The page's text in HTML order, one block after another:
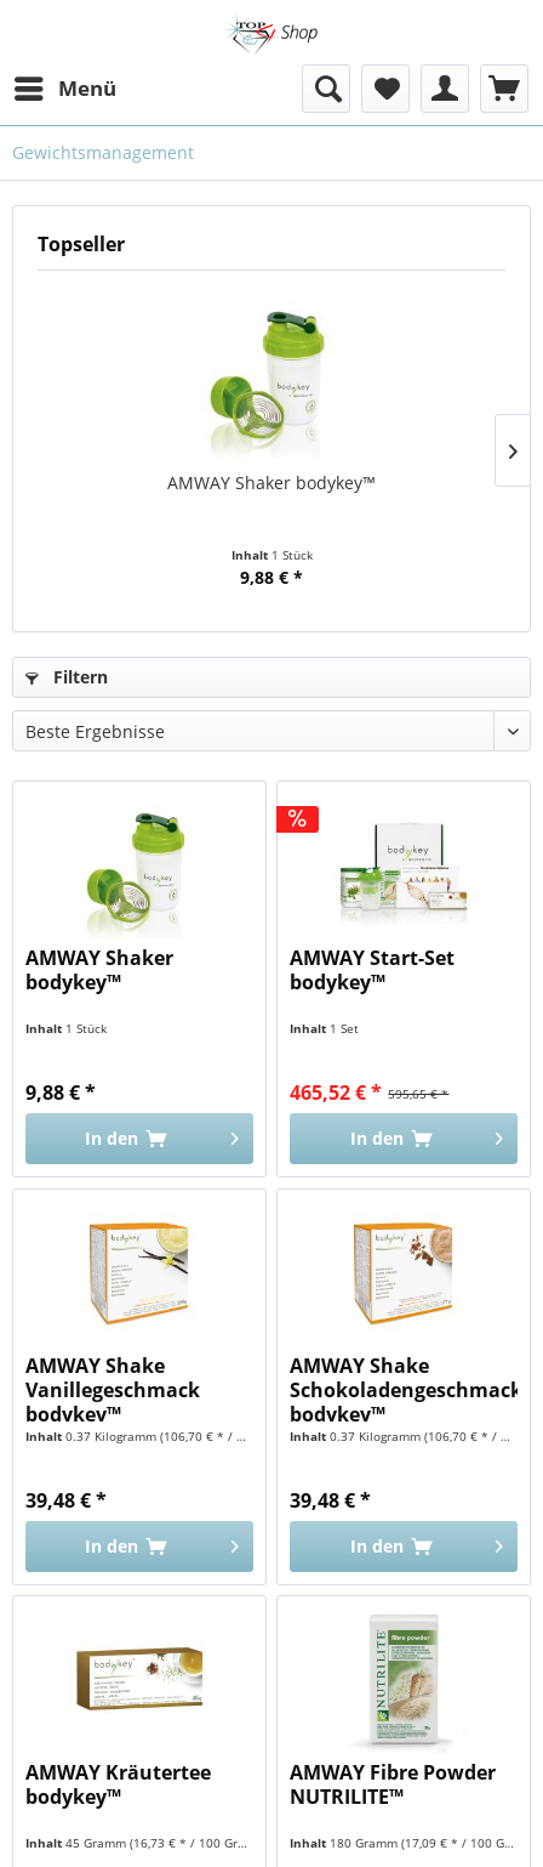
Menü
Gewichtsmanagement
Topseller
AMWAY Shaker bodykey™
Inhalt 1 Stück
9,88 € *
Filtern
AMWAY Shaker
bodykey™
Inhalt 1 Stück
9,88 € *
In den
AMWAY Start-Set
bodykey™
Inhalt 1 Set
595,65 € *
465,52 € *
In den
AMWAY Shake
Vanillegeschmack
bodykey™
Inhalt0.37 Kilogramm(106,70 € * / 1 Kilogramm)
39,48 € *
In den
AMWAY Shake
Schokoladengeschmack
bodykey™
Inhalt0.37 Kilogramm(106,70 € * / 1 Kilogramm)
39,48 € *
In den
AMWAY Kräutertee
bodykey™
Inhalt45 Gramm(16,73 € * / 100 Gramm)
AMWAY Fibre Powder
NUTRILITE™
Inhalt 180 Gramm(17,09 € * / 100 Gramm)